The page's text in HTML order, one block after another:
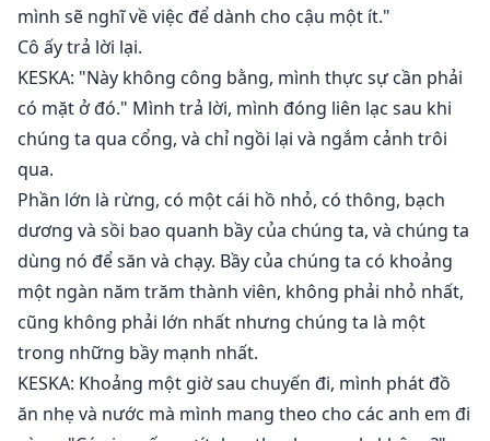
mình sẽ nghĩ về việc để dành cho cậu một ít."
Cô ấy trả lời lại.
KESKA: "Này không công bằng, mình thực sự cần phải
có mặt ở đó." Mình trả lời, mình đóng liên lạc sau khi
chúng ta qua cổng, và chỉ ngồi lại và ngắm cảnh trôi
qua.
Phần lớn là rừng, có một cái hồ nhỏ, có thông, bạch
dương và sồi bao quanh bầy của chúng ta, và chúng ta
dùng nó để săn và chạy. Bầy của chúng ta có khoảng
một ngàn năm trăm thành viên, không phải nhỏ nhất,
cũng không phải lớn nhất nhưng chúng ta là một
trong những bầy mạnh nhất.
KESKA: Khoảng một giờ sau chuyến đi, mình phát đồ
ăn nhẹ và nước mà mình mang theo cho các anh em đi